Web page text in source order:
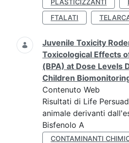
PLASTICIZZANTI
FTALATI
Juvenile Toxicity
Toxicological Effects
(BPA) at Dose Levels
Children
Contenuto Web
Risultati di Life
animale derivanti
Bisfenolo A
CONTAMINANTI